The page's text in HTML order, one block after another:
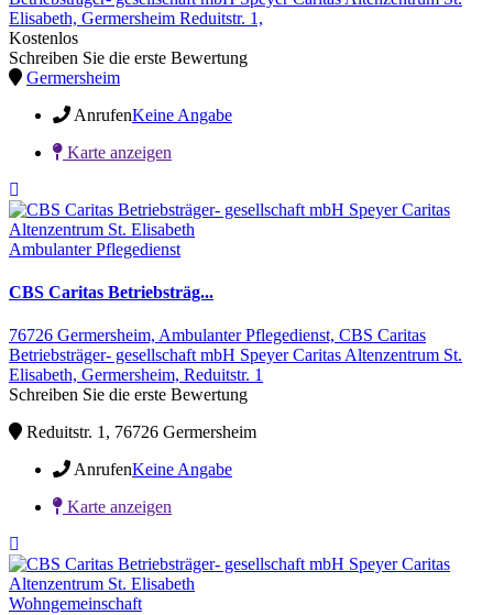
Elisabeth, Germersheim Reduitstr. 1,
Kostenlos
Schreiben Sie die erste Bewertung
Germersheim
AnrufenKeine Angabe
Karte anzeigen
Ambulanter Pflegedienst
CBS Caritas Betriebsträg...
76726 Germersheim, Ambulanter Pflegedienst, CBS Caritas
Betriebsträger- gesellschaft mbH Speyer Caritas Altenzentrum St.
Elisabeth, Germersheim, Reduitstr. 1
Schreiben Sie die erste Bewertung
Reduitstr. 1, 76726 Germersheim
AnrufenKeine Angabe
Karte anzeigen
Wohngemeinschaft